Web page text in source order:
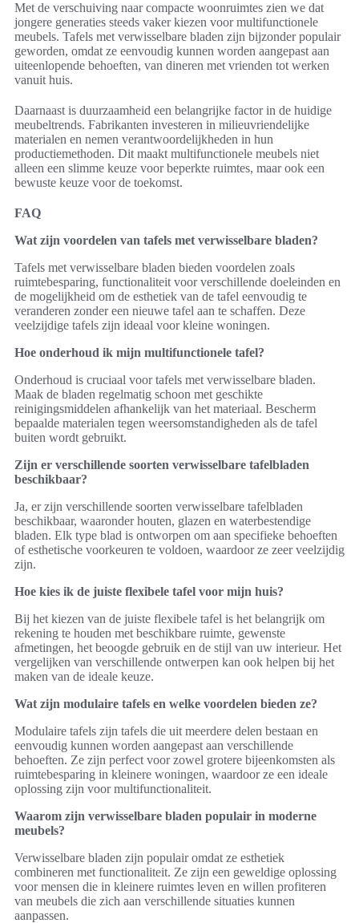
Met de verschuiving naar compacte woonruimtes zien we dat
jongere generaties steeds vaker kiezen voor multifunctionele
meubels. Tafels met verwisselbare bladen zijn bijzonder populair
geworden, omdat ze eenvoudig kunnen worden aangepast aan
uiteenlopende behoeften, van dineren met vrienden tot werken
vanuit huis.
Daarnaast is duurzaamheid een belangrijke factor in de huidige
meubeltrends. Fabrikanten investeren in milieuvriendelijke
materialen en nemen verantwoordelijkheden in hun
productiemethoden. Dit maakt multifunctionele meubels niet
alleen een slimme keuze voor beperkte ruimtes, maar ook een
bewuste keuze voor de toekomst.
FAQ
Wat zijn voordelen van tafels met verwisselbare bladen?
Tafels met verwisselbare bladen bieden voordelen zoals
ruimtebesparing, functionaliteit voor verschillende doeleinden en
de mogelijkheid om de esthetiek van de tafel eenvoudig te
veranderen zonder een nieuwe tafel aan te schaffen. Deze
veelzijdige tafels zijn ideaal voor kleine woningen.
Hoe onderhoud ik mijn multifunctionele tafel?
Onderhoud is cruciaal voor tafels met verwisselbare bladen.
Maak de bladen regelmatig schoon met geschikte
reinigingsmiddelen afhankelijk van het materiaal. Bescherm
bepaalde materialen tegen weersomstandigheden als de tafel
buiten wordt gebruikt.
Zijn er verschillende soorten verwisselbare tafelbladen
beschikbaar?
Ja, er zijn verschillende soorten verwisselbare tafelbladen
beschikbaar, waaronder houten, glazen en waterbestendige
bladen. Elk type blad is ontworpen om aan specifieke behoeften
of esthetische voorkeuren te voldoen, waardoor ze zeer veelzijdig
zijn.
Hoe kies ik de juiste flexibele tafel voor mijn huis?
Bij het kiezen van de juiste flexibele tafel is het belangrijk om
rekening te houden met beschikbare ruimte, gewenste
afmetingen, het beoogde gebruik en de stijl van uw interieur. Het
vergelijken van verschillende ontwerpen kan ook helpen bij het
maken van de ideale keuze.
Wat zijn modulaire tafels en welke voordelen bieden ze?
Modulaire tafels zijn tafels die uit meerdere delen bestaan en
eenvoudig kunnen worden aangepast aan verschillende
behoeften. Ze zijn perfect voor zowel grotere bijeenkomsten als
ruimtebesparing in kleinere woningen, waardoor ze een ideale
oplossing zijn voor multifunctionaliteit.
Waarom zijn verwisselbare bladen populair in moderne
meubels?
Verwisselbare bladen zijn populair omdat ze esthetiek
combineren met functionaliteit. Ze zijn een geweldige oplossing
voor mensen die in kleinere ruimtes leven en willen profiteren
van meubels die zich aan verschillende situaties kunnen
aanpassen.